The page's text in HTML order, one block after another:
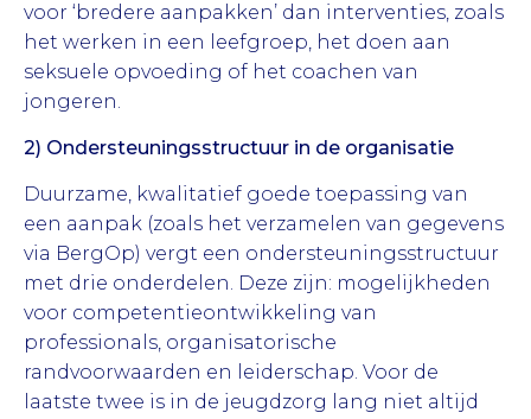
voor ‘bredere aanpakken’ dan interventies, zoals
het werken in een leefgroep, het doen aan
seksuele opvoeding of het coachen van
jongeren.
2) Ondersteuningsstructuur in de organisatie
Duurzame, kwalitatief goede toepassing van
een aanpak (zoals het verzamelen van gegevens
via BergOp) vergt een ondersteuningsstructuur
met drie onderdelen. Deze zijn: mogelijkheden
voor competentieontwikkeling van
professionals, organisatorische
randvoorwaarden en leiderschap. Voor de
laatste twee is in de jeugdzorg lang niet altijd